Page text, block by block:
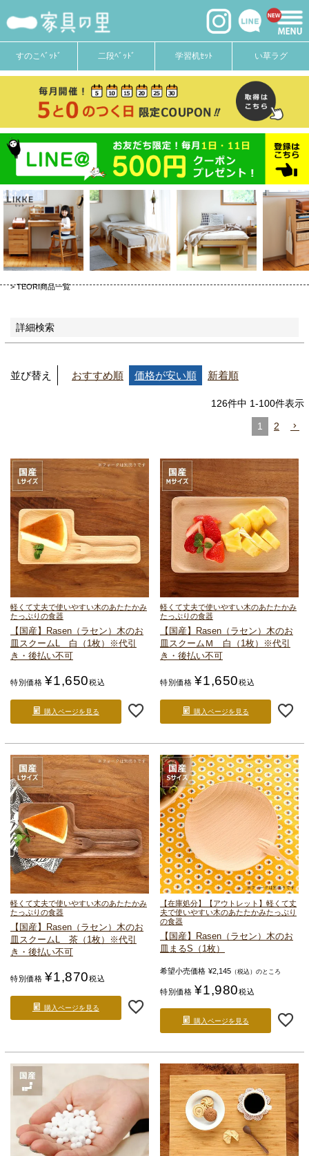
すのこﾍﾞｯﾄﾞ 二段ﾍﾞｯﾄﾞ 学習机ｾｯﾄ い草ラグ
TEORI商品一覧
詳細検索
価格
在庫なし商品
商品番号
並び順
新着順
登録順
価格が安い順
価格が高い順
優先度順
キーワードヒット順
並び替え おすすめ順 価格が安い順 新着順
126件中 1-100件表示
1 2
軽くて丈夫で使いやすい木のあたたかみ
たっぷりの食器
【国産】Rasen（ラセン） 木のお
皿 スクームL 白（1枚）
※代引
き・後払い不可
特別価格 ¥1,650税込
購入ページを見る
軽くて丈夫で使いやすい木のあたたかみ
たっぷりの食器
【国産】Rasen（ラセン） 木のお
皿 スクームＭ 白（1枚）
※代引
き・後払い不可
特別価格 ¥1,650税込
購入ページを見る
軽くて丈夫で使いやすい木のあたたかみ
たっぷりの食器
【国産】Rasen（ラセン） 木のお
皿 スクームL 茶（1枚）
※代引
き・後払い不可
特別価格 ¥1,870税込
購入ページを見る
【在庫処分】【アウトレット】軽くて丈
夫で使いやすい木のあたたかみたっぷり
の食器
【国産】Rasen（ラセン） 木のお
皿 まるS（1枚）
希望小売価格 ¥2,145 （税込）のところ
特別価格 ¥1,980税込
購入ページを見る